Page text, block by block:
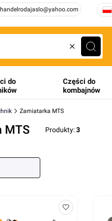
handelrodajaslo@yahoo.com
WyczyśćSzukaj
do
Części do
kombajnów
Zamiatarka MTS
MTS Produkty:3